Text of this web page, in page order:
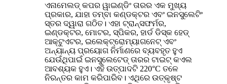
ଏନାମେଲଡ୍ କପର ୱାଇଣ୍ଡିଂ ତାରର ଏକ ମୁଖ୍ୟ
ପ୍ରକାର, ଯାହା ତମ୍ବା କଣ୍ଡକ୍ଟର ଏବଂ ଇନସୁଲେଟିଂ
ସ୍ତର ଦ୍ୱାରା ଗଠିତ। ଏହା ଟ୍ରାନ୍ସଫର୍ମର,
ଇଣ୍ଡକ୍ଟର, ମୋଟର, ସ୍ପିକର, ହାର୍ଡ ଡିସ୍କ ହେଡ୍
ଆକ୍ଟୁଏଟର, ଇଲେକ୍ଟ୍ରୋମ୍ୟାଗନେଟ୍ ଏବଂ
ଅନ୍ୟାନ୍ୟ ପ୍ରୟୋଗ ନିର୍ମାଣରେ ବ୍ୟବହୃତ ହୁଏ
ଯେଉଁଥିପାଇଁ ଇନସୁଲେଟେଡ୍ ତାରର ଟାଇଟ୍ କଏଲ
ଆବଶ୍ୟକ ହୁଏ। ଏହି ଉତ୍ପାଦଟି 220°C ତଳେ
ନିରନ୍ତର କାମ କରିପାରିବ। ଏଥିରେ ଉତ୍କୃଷ୍ଟ